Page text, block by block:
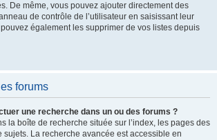
De même, vous pouvez ajouter directement des
de contrôle de l’utilisateur en saisissant leur
pouvez également les supprimer de vos listes depuis
forums
une recherche dans un ou des forums ?
la boîte de recherche située sur l’index, les pages des
sujets. La recherche avancée est accessible en